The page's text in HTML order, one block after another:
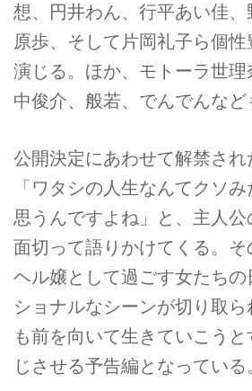
想、円井わん、行平あい佳、
原歩、そして片岡礼子ら個
演じる。ほか、モトーラ世理
中俊介、般若、でんでんなど
公開決定にあわせて解禁され
「ワタシの人生なんてクソ
思うんですよね」と、主人
面切って語りかけてくる。そ
ヘル嬢として過ごす女たち
ショナルなシーンが切り取
も前を向いて生きていこう
じさせる予告編となっている